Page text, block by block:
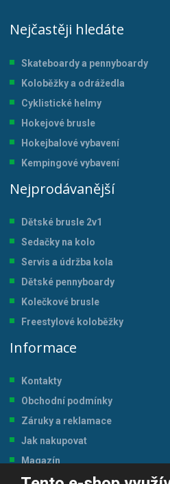
Nejčastěji hledáte
Skateboardy a pennyboardy
Koloběžky a odrážedla
Cyklistické helmy
Hokejové brusle
Hokejbalové vybavení
Kempingové vybavení
Nejprodávanější
Dětské brusle 2v1
Sedačky na kolo
Servis a údržba kola
Dětské pennyboardy
Kolečkové brusle
Freestylové koloběžky
Informace
Kontakty
Obchodní podmínky
Záruky a reklamace
Jak nakupovat
Magazín
Tabulka velikostí